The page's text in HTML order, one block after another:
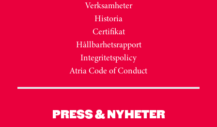
Verksamheter
Historia
Certifikat
Hållbarhetsrapport
Integritetspolicy
Atria Code of Conduct
PRESS & NYHETER